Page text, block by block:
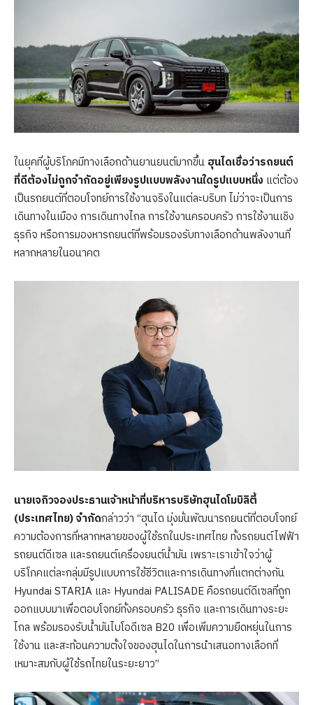
ในยุคที่ผู้บริโภคมีทางเลือกด้านยานยนต์มากขึ้น ฮุนไดเชื่อว่ารถยนต์
ที่ดีต้องไม่ถูกจำกัดอยู่เพียงรูปแบบพลังงานใดรูปแบบหนึ่ง แต่ต้อง
เป็นรถยนต์ที่ตอบโจทย์การใช้งานจริงในแต่ละบริบท ไม่ว่าจะเป็นการ
เดินทางในเมือง การเดินทางไกล การใช้งานครอบครัว การใช้งานเชิง
ธุรกิจ หรือการมองหารถยนต์ที่พร้อมรองรับทางเลือกด้านพลังงานที่
หลากหลายในอนาคต
นายเจกิวจองประธานเจ้าหน้าที่บริหารบริษัทฮุนไดโมบิลิตี้
(ประเทศไทย)จำกัดกล่าวว่า “ฮุนได มุ่งมั่นพัฒนารถยนต์ที่ตอบโจทย์
ความต้องการที่หลากหลายของผู้ใช้รถในประเทศไทย ทั้งรถยนต์ไฟฟ้า
รถยนต์ดีเซล และรถยนต์เครื่องยนต์น้ำมัน เพราะเราเข้าใจว่าผู้
บริโภคแต่ละกลุ่มมีรูปแบบการใช้ชีวิตและการเดินทางที่แตกต่างกัน
Hyundai STARIA และ Hyundai PALISADE คือรถยนต์ดีเซลที่ถูก
ออกแบบมาเพื่อตอบโจทย์ทั้งครอบครัว ธุรกิจ และการเดินทางระยะ
ไกล พร้อมรองรับน้ำมันไบโอดีเซล B20 เพื่อเพิ่มความยืดหยุ่นในการ
ใช้งาน และสะท้อนความตั้งใจของฮุนไดในการนำเสนอทางเลือกที่
เหมาะสมกับผู้ใช้รถไทยในระยะยาว”